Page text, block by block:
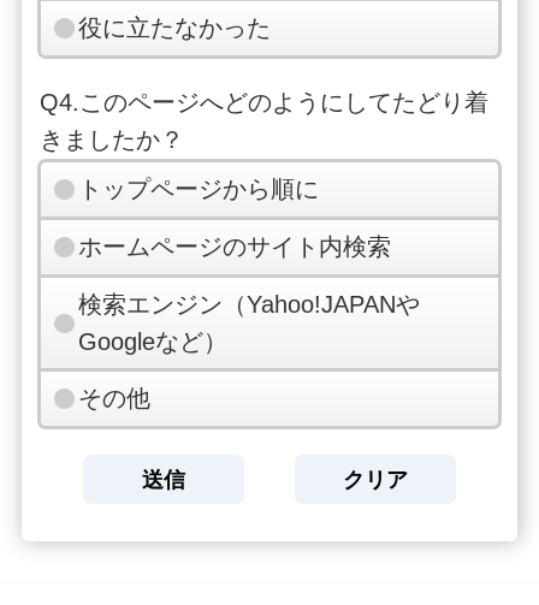
役に立たなかった
Q4.このページへどのようにしてたどり着
きましたか？
トップページから順に
ホームページのサイト内検索
検索エンジン（Yahoo!JAPANや
Googleなど）
その他